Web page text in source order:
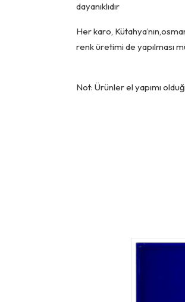
dayanıklıdır
Her karo,
renk üretimi de yapılması
Not: Ürünler el yapımı